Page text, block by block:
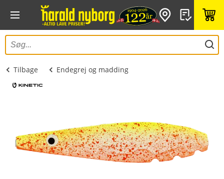
Tilbage Endegrej og madding